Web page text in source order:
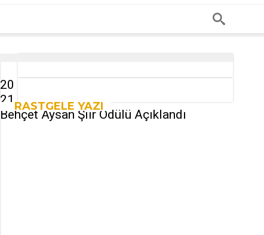
RASTGELE YAZI
20
21
Behçet Aysan Şiir Ödülü Açıklandı